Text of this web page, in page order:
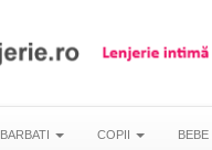
BARBATI COPII BEBE